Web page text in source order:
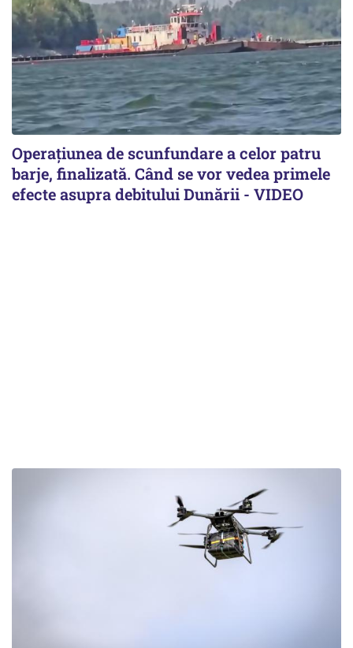
Operațiunea de scunfundare a celor patru
barje, finalizată. Când se vor vedea primele
efecte asupra debitului Dunării - VIDEO